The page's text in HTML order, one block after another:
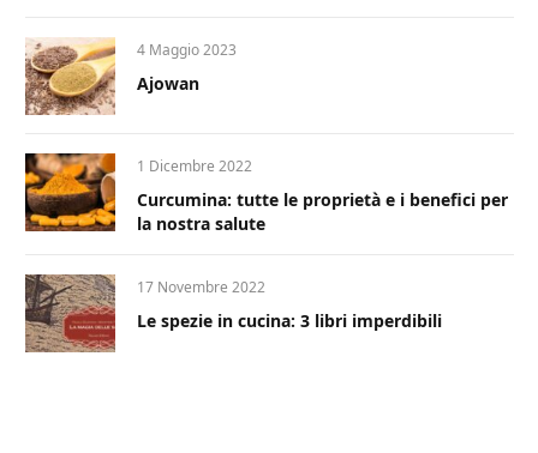
4 Maggio 2023
Ajowan
1 Dicembre 2022
Curcumina: tutte le proprietà e i benefici per
la nostra salute
17 Novembre 2022
Le spezie in cucina: 3 libri imperdibili